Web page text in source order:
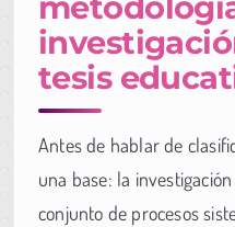
tesis
Antes de hablar de
una base: la
conjunto de procesos